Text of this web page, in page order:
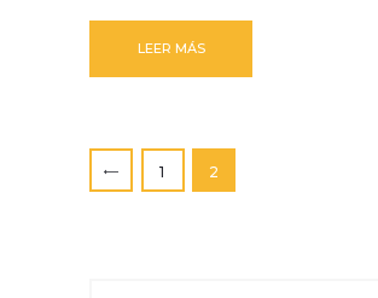
LEER MÁS
Paginación
de
<
PÁGINA
1 PÁGINA
2